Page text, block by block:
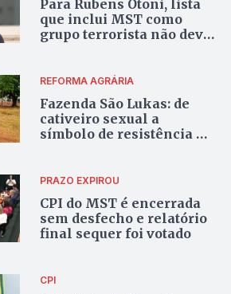
Para Rubens Otoni, lista
que inclui MST como
grupo terrorista não deve
para posições
oportunistas”
REFORMA AGRÁRIA
Fazenda São Lukas: de
cativeiro sexual a
símbolo de resistência do
PRAZO EXPIROU
CPI do MST é encerrada
sem desfecho e relatório
final sequer foi votado
CPI